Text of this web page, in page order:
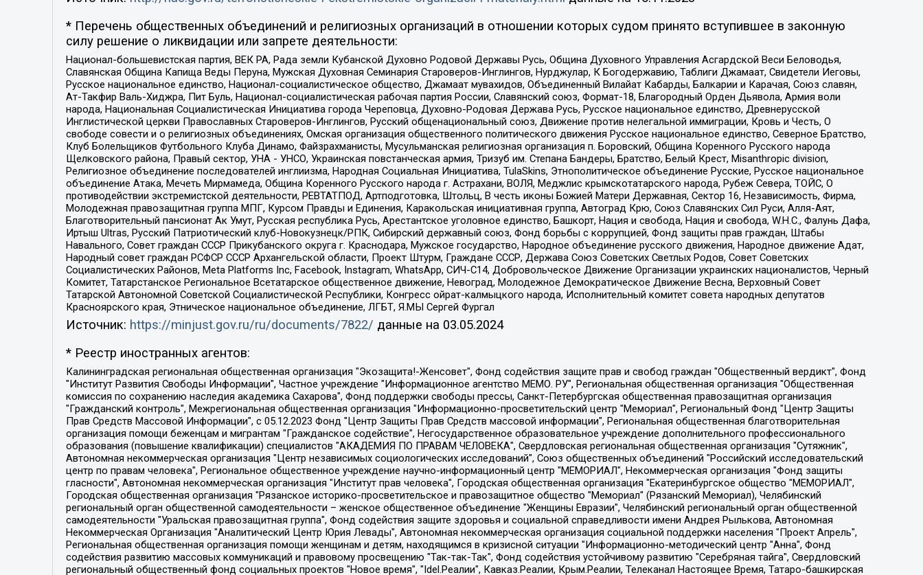
* Перечень общественных объединений и религиозных организаций в отношении которых судом принято вступившее в законную
силу решение о ликвидации или запрете деятельности:
Национал-большевистская партия, ВЕК РА, Рада земли Кубанской Духовно Родовой Державы Русь, Община Духовного Управления Асгардской Веси Беловодья,
Славянская Община Капища Веды Перуна, Мужская Духовная Семинария Староверов-Инглингов, Нурджулар, К Богодержавию, Таблиги Джамаат, Свидетели Иеговы,
Русское национальное единство, Национал-социалистическое общество, Джамаат мувахидов, Объединенный Вилайат Кабарды, Балкарии и Карачая, Союз славян,
Ат-Такфир Валь-Хиджра, Пит Буль, Национал-социалистическая рабочая партия России, Славянский союз, Формат-18, Благородный Орден Дьявола, Армия воли
народа, Национальная Социалистическая Инициатива города Череповца, Духовно-Родовая Держава Русь, Русское национальное единство, Древнерусской
Инглистической церкви Православных Староверов-Инглингов, Русский общенациональный союз, Движение против нелегальной иммиграции, Кровь и Честь, О
свободе совести и о религиозных объединениях, Омская организация общественного политического движения Русское национальное единство, Северное Братство,
Клуб Болельщиков Футбольного Клуба Динамо, Файзрахманисты, Мусульманская религиозная организация п. Боровский, Община Коренного Русского народа
Щелковского района, Правый сектор, УНА - УНСО, Украинская повстанческая армия, Тризуб им. Степана Бандеры, Братство, Белый Крест, Misanthropic division,
Религиозное объединение последователей инглиизма, Народная Социальная Инициатива, TulaSkins, Этнополитическое объединение Русские, Русское национальное
объединение Атака, Мечеть Мирмамеда, Община Коренного Русского народа г. Астрахани, ВОЛЯ, Меджлис крымскотатарского народа, Рубеж Севера, ТОЙС, О
противодействии экстремистской деятельности, РЕВТАТПОД, Артподготовка, Штольц, В честь иконы Божией Матери Державная, Сектор 16, Независимость, Фирма,
Молодежная правозащитная группа МПГ, Курсом Правды и Единения, Каракольская инициативная группа, Автоград Крю, Союз Славянских Сил Руси, Алля-Аят,
Благотворительный пансионат Ак Умут, Русская республика Русь, Арестантское уголовное единство, Башкорт, Нация и свобода, Нация и свобода, W.H.С., Фалунь Дафа,
Иртыш Ultras, Русский Патриотический клуб-Новокузнецк/РПК, Сибирский державный союз, Фонд борьбы с коррупцией, Фонд защиты прав граждан, Штабы
Навального, Совет граждан СССР Прикубанского округа г. Краснодара, Мужское государство, Народное объединение русского движения, Народное движение Адат,
Народный совет граждан РСФСР СССР Архангельской области, Проект Штурм, Граждане СССР, Держава Союз Советских Светлых Родов, Совет Советских
Социалистических Районов, Meta Platforms Inc, Facebook, Instagram, WhatsApp, СИЧ-С14, Добровольческое Движение Организации украинских националистов, Черный
Комитет, Татарстанское Региональное Всетатарское общественное движение, Невоград, Молодежное Демократическое Движение Весна, Верховный Совет
Татарской Автономной Советской Социалистической Республики, Конгресс ойрат-калмыцкого народа, Исполнительный комитет совета народных депутатов
Красноярского края, Этническое национальное объединение, ЛГБТ, Я.МЫ Сергей Фургал
Источник: https://minjust.gov.ru/ru/documents/7822/ данные на 03.05.2024
* Реестр иностранных агентов:
Калининградская региональная общественная организация "Экозащита!-Женсовет", Фонд содействия защите прав и свобод граждан "Общественный вердикт", Фонд "Институт Развития Свободы Информации", Частное учреждение "Информационное агентство МЕМО. РУ", Региональная общественная организация "Общественная комиссия по сохранению наследия академика Сахарова", Фонд поддержки свободы прессы, Санкт-Петербургская общественная правозащитная организация "Гражданский контроль", Межрегиональная общественная организация "Информационно-просветительский центр "Мемориал", Региональный Фонд "Центр Защиты Прав Средств Массовой Информации", с 05.12.2023 Фонд "Центр Защиты Прав Средств массовой информации", Региональная общественная благотворительная организация помощи беженцам и мигрантам "Гражданское содействие", Негосударственное образовательное учреждение дополнительного профессионального образования (повышение квалификации) специалистов "АКАДЕМИЯ ПО ПРАВАМ ЧЕЛОВЕКА", Свердловская региональная общественная организация "Сутяжник", Автономная некоммерческая организация "Центр независимых социологических исследований", Союз общественных объединений "Российский исследовательский центр по правам человека", Региональное общественное учреждение научно-информационный центр "МЕМОРИАЛ", Некоммерческая организация "Фонд защиты гласности", Автономная некоммерческая организация "Институт прав человека", Городская общественная организация "Екатеринбургское общество "МЕМОРИАЛ", Городская общественная организация "Рязанское историко-просветительское и правозащитное общество "Мемориал" (Рязанский Мемориал), Челябинский региональный орган общественной самодеятельности – женское общественное объединение "Женщины Евразии", Челябинский региональный орган общественной самодеятельности "Уральская правозащитная группа", Фонд содействия защите здоровья и социальной справедливости имени Андрея Рылькова, Автономная Некоммерческая Организация "Аналитический Центр Юрия Левады", Автономная некоммерческая организация социальной поддержки населения "Проект Апрель", Региональная общественная организация помощи женщинам и детям, находящимся в кризисной ситуации "Информационно-методический центр "Анна", Фонд содействия развитию массовых коммуникаций и правовому просвещению "Так-так-Так", Фонд содействия устойчивому развитию "Серебряная тайга", Свердловский региональный общественный фонд социальных проектов "Новое время", "Idel.Реалии", Кавказ.Реалии, Крым.Реалии, Телеканал Настоящее Время, Татаро-башкирская служба Радио Свобода (Azatliq Radiosi), Радио Свободная Европа/Радио Свобода (PCE/PC), "Сибирь.Реалии", "Фактограф", Благотворительный фонд помощи осужденным и их семьям, Автономная некоммерческая организация "Институт глобализации и социальных движений", Фонд "В защиту прав заключенных", Частное учреждение "Центр поддержки и содействия развитию средств массовой информации", Пензенский региональный общественный благотворительный фонд "Гражданский союз", "Север.Реалии", Некоммерческая организация Фонд "Правовая инициатива", Общество с ограниченной ответственностью "Радио Свободная Европа/Радио Свобода", Чешское информационное агентство "MEDIUM-ORIENT", Красноярская региональная общественная организация "Мы против СПИДа", Камалягин Денис Николаевич, Маркелов Сергей Евгеньевич, Пономарев Лев Александрович, Савицкая Людмила Алексеевна, Автономная некоммерческая организация "Центр по работе с проблемой насилия "НАСИЛИЮ.НЕТ", Межрегиональный профессиональный союз работников здравоохранения "Альянс врачей", Юридическое лицо, зарегистрированное в Латвийской Республике, SIA "Medusa Project" (регистрационный номер 40103797863, дата регистрации 10.06.2014), Некоммерческая организация "Фонд по борьбе с коррупцией", Автономная некоммерческая организация "Институт права и публичной политики", Баданин Роман Сергеевич, Гликин Максим Александрович, Железнова Мария Михайловна, Лукьянова Юлия Сергеевна, Маетная Елизавета Витальевна, Маняхин Петр Борисович, Чуракова Ольга Владимировна, Ярош Юлия Петровна, Юридическое лицо "The Insider SIA", зарегистрированное в Риге, Латвийская Республика (дата регистрации 26.06.2015), являющееся администратором доменного имени интернет-издания "The Insider SIA", https://theins.ru, Постернак Алексей Евгеньевич, Рубин Михаил Аркадьевич, Анин Роман Александрович, Юридическое лицо Istories fonds, зарегистрированное в Латвийской Республике (регистрационный номер 50008295751, дата регистрации 24.02.2020), Великовский Дмитрий Александрович, Долинина Ирина Николаевна, Мароховская Алеся Алексеевна, Шлейнов Роман Юрьевич, Шмагун Олеся Валентиновна, Общество с ограниченной ответственностью "Альтаир 2021", Общество с ограниченной ответственностью "Вега 2021", Общество с ограниченной ответственностью "Главный редактор 2021", Общество с ограниченной ответственностью "Ромашки монолит", Важенков Артем Валерьевич, Ивановская областная общественная организация "Центр гендерных исследований", Гурман Юрий Альбертович, Медиапроект "ОВД-Инфо", Егоров Владимир Владимирович, Жилинский Владимир Александрович, Общество с ограниченной ответственностью "ЗП", Иванова София Юрьевна, Карезина Инна Павловна, Кильтау Екатерина Викторовна, Петров Алексей Викторович, Пискунов Сергей Евгеньевич, Смирнов Сергей Сергеевич, Тихонов Михаил Сергеевич, Общество с ограниченной ответственностью "ЖУРНАЛИСТ-ИНОСТРАННЫЙ АГЕНТ", Арапова Галина Юрьевна, Вольтская Татьяна Анатольевна, Американская компания "Mason G.E.S. Anonymous Foundation" (США), являющаяся владельцем интернет-издания https://mnews.world/, Компания "Stichting Bellingcat", зарегистрированная в Нидерландах (дата регистрации 11.07.2018), Захаров Андрей Вячеславович, Клепиковская Екатерина Дмитриевна, Общество с ограниченной ответственностью "МЕМО", Перл Роман Александрович, Симонов Евгений Алексеевич, Соловьева Елена Анатольевна, Сотников Даниил Владимирович, Сурначева Елизавета Дмитриевна, Автономная некоммерческая организация по защите прав человека и информированию населения "Якутия – Наше Мнение", Общество с ограниченной ответственностью "Москоу диджитал медиа", с 26.01.2023 Общество с ограниченной ответственностью "Чайка Белые сады", Ветошкина Валерия Валерьевна, Заговора Максим Александрович, Межрегиональное общественное движение "Российская ЛГБТ - сеть", Оленичев Максим Владимирович, Павлов Иван Юрьевич, Скворцова Елена Сергеевна, Общество с ограниченной ответственностью "Как бы инагент", Кочетков Игорь Викторович, Общество с ограниченной ответственностью "Честные выборы", Еланчик Олег Александрович, Общество с ограниченной ответственностью "Нобелевский призыв", Гималова Регина Эмилевна, Григорьев Андрей Валерьевич, Григорьева Алина Александровна, Ассоциация по содействию защите прав призывников, альтернативнослужащих и военнослужащих "Правозащитная группа "Гражданин.Армия.Право", Хисамова Регина Фаритовна, Автономная некоммерческая организация по реализации социально-правовых программ "Лилит", Дальневосточное общественное движение "Маяк", Санкт-Петербургская ЛГБТ-инициативная группа "Выход", Инициативная группа ЛГБТ+ "Реверс", Алексеев Андрей Викторович, Бекбулатова Таисия Львовна, Беляев Иван Михайлович, Владыкина Елена Сергеевна, Гельман Марат Александрович, Никульшина Вероника Юрьевна, Толоконникова Надежда Андреевна, Шендерович Виктор Анатольевич, Общество с ограниченной ответственностью "Данное сообщение", Общество с ограниченной ответственностью Издательский дом "Новая глава", Айнбиндер Александра Александровна, Московский комьюнити-центр для ЛГБТ+инициатив, Благотворительный фонд развития филантропии, Deutsche Welle (Германия, Kurt-Schumacher-Strasse 3, 53113 Bonn), Борзунова Мария Михайловна, Воробьев Виктор Викторович, Голубева Анна Львовна, Константинова Алла Михайловна, Малкова Ирина Владимировна, Мурадов Мурад Абдулгалимович, Осетинская Елизавета Николаевна, Понасенков Евгений Николаевич, Ганапольский Матвей Юрьевич, Киселев Евгений Алексеевич, Борухович Ирина Григорьевна, Дремин Иван Тимофеевич, Дубровский Дмитрий Викторович, Красноярская региональная общественная организация поддержки и развития альтернативных образовательных технологий и межкультурных коммуникаций "ИНТЕРРА", Маяковская Екатерина Алексеевна, Фейгин Марк Захарович, Филимонов Андрей Викторович, Дзугкоева Регина Николаевна, Доброхотов Роман Александрович, Дудь Юрий Александрович, Елкин Сергей Владимирович, Кругликов Кирилл Игоревич, Сабунаева Мария Леонидовна, Семенов Алексей Владимирович, Шаинян Карен Багратович, Шульман Екатерина Михайловна, Асафьев Артур Валерьевич, Вахштайн Виктор Семенович, Венедиктов Алексей Алексеевич, Лушникова Екатерина Евгеньевна, Волков Леонид Михайлович, Невзоров Александр Глебович, Пархоменко Сергей Борисович, Сироткин Ярослав Николаевич, Кара-Мурза Владимир Владимирович, Баранова Наталья Владимировна, Гозман Леонид Яковлевич, Кагарлицкий Борис Юльевич, Климарев Михаил Валерьевич, Милов Владимир Станиславович, Автономная некоммерческая организация Краснодарский центр современного искусства "Типография", Моргенштерн Алишер Тагирович, Соболь Любовь Эдуардовна, Общество с ограниченной ответственностью "ЛИЗА НОРМ", Каспаров Гарри Кимович, Ходорковский Михаил Борисович, Общество с ограниченной ответственностью "Апрельские тезисы", Данилович Ирина Брониславовна, Кашин Олег Владимирович, Петров Николай Владимирович, Пивоваров Алексей Владимирович, Соколов Михаил Владимирович, Цветкова Юлия Владимировна, Чичваркин Евгений Александрович, Комитет против пыток/Команда против пыток, Общество с ограниченной ответственностью "Первый научный", Общество с ограниченной ответственностью "Вертолет и ко", Белоцерковская Вероника Борисовна, Кац Максим Евгеньевич, Лазарева Татьяна Юрьевна, Шаведдинов Руслан Табризович, Яшин Илья Валерьевич, Общество с ограниченной ответственностью "Иноагент ААВ", Алешковский Дмитрий Петрович, Альбац Евгения Марковна, Быков Дмитрий Львович, Галямина Юлия Евгеньевна, Лойко Сергей Леонидович, Мартынов Кирилл Константинович, Медведев Сергей Александрович, Крашенинников Федор Геннадиевич, Гордеева Катерина Вл